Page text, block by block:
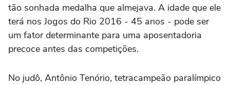
tão sonhada medalha que almejava. A idade que ele
terá nos Jogos do Rio 2016 - 45 anos - pode ser
um fator determinante para uma aposentadoria
precoce antes das competições.
No judô, Antônio Tenório, tetracampeão paralímpico